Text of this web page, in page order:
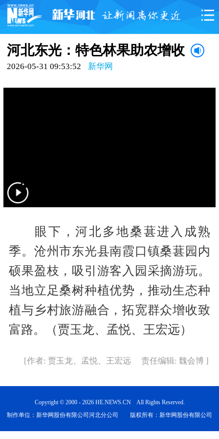
河北东光：特色林果助农增收
2026-05-31 09:53:52 新华网
眼下，河北多地桑葚进入成熟
季。沧州市东光县南霞口镇桑葚园内
硕果盈枝，吸引游客入园采摘游玩。
当地立足桑树种植优势，推动生态种
植与乡村旅游融合，拓宽群众增收致
富路。（贾玉龙、孟悦、王宏远）
[作者: 贾玉龙、孟悦、王宏远 责任编辑: 魏会博 ]
Copyright © 2000 - 2026 HE.NEWS.CN All Rights Reserved.
制作单位：新华网股份有限公司河北分公司 版权所有：新华网股份有限公司